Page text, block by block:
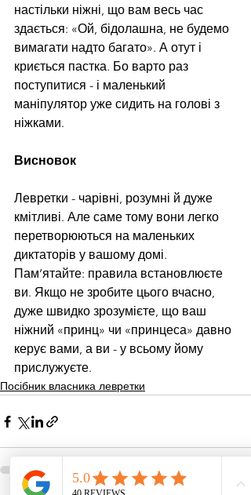
настільки ніжні, що вам весь час
здається: «Ой, бідолашна, не будемо
вимагати надто багато». А отут і
криється пастка. Бо варто раз
поступитися - і маленький
маніпулятор уже сидить на голові з
ніжками.
Висновок
Левретки - чарівні, розумні й дуже
кмітливі. Але саме тому вони легко
перетворюються на маленьких
диктаторів у вашому домі.
Пам’ятайте: правила встановлюєте
ви. Якщо не зробите цього вчасно,
дуже швидко зрозумієте, що ваш
ніжний «принц» чи «принцеса» давно
керує вами, а ви - у всьому йому
прислужуєте.
Посібник власника левретки